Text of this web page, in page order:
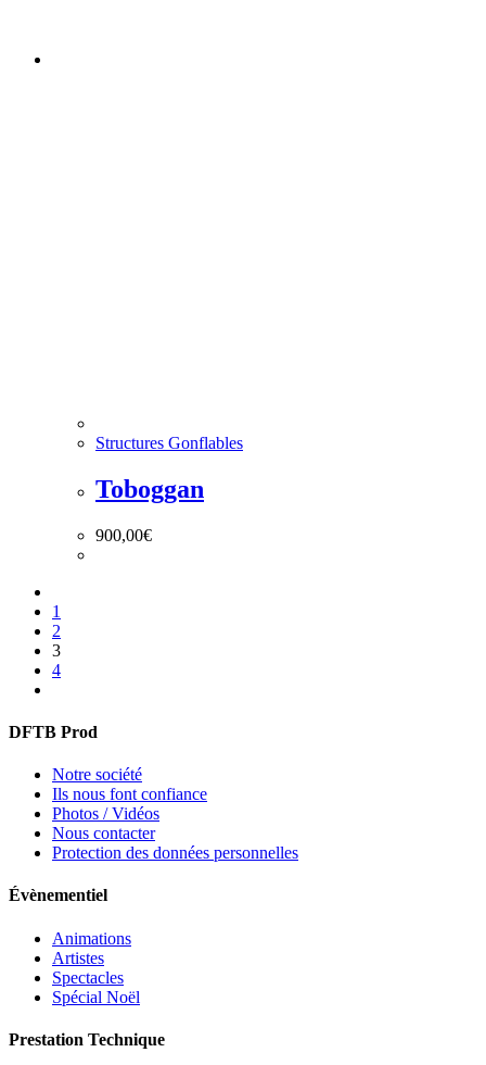
Structures Gonflables
Toboggan
900,00€
1
2
3
4
DFTB Prod
Notre société
Ils nous font confiance
Photos / Vidéos
Nous contacter
Protection des données personnelles
Évènementiel
Animations
Artistes
Spectacles
Spécial Noël
Prestation Technique